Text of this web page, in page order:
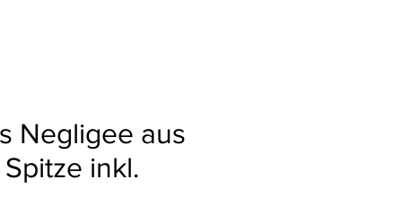
Negligee aus
inkl.